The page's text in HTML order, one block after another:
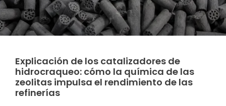
Explicación de los catalizadores de
hidrocraqueo: cómo la química de las
zeolitas impulsa el rendimiento de las
refinerías